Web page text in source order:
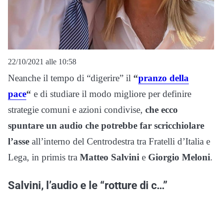
22/10/2021 alle 10:58
Neanche il tempo di “digerire” il “pranzo della
pace“ e di studiare il modo migliore per definire
strategie comuni e azioni condivise, che ecco
spuntare un audio che potrebbe far scricchiolare
l’asse all’interno del Centrodestra tra Fratelli d’Italia e
Lega, in primis tra Matteo Salvini e Giorgio Meloni.
Salvini, l’audio e le “rotture di c…”